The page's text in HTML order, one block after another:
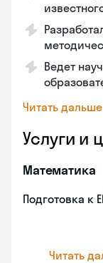
Ведет
Читать дальше
Услуги и
Математика
Подготовка к
Читать